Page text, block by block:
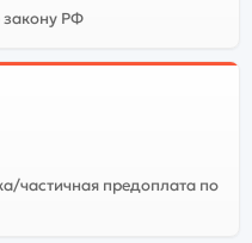
РФ
частичная предоплата по